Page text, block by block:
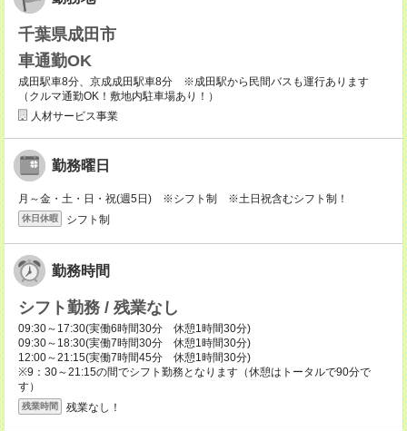
千葉県成田市
車通勤OK
成田駅車8分、京成成田駅車8分 ※成田駅から民間バスも運行あります
（クルマ通勤OK！敷地内駐車場あり！）
人材サービス事業
勤務曜日
月～金・土・日・祝(週5日) ※シフト制 ※土日祝含むシフト制！
休日休暇 シフト制
勤務時間
シフト勤務 / 残業なし
09:30～17:30(実働6時間30分 休憩1時間30分)
09:30～18:30(実働7時間30分 休憩1時間30分)
12:00～21:15(実働7時間45分 休憩1時間30分)
※9：30～21:15の間でシフト勤務となります（休憩はトータルで90分で
す）
残業時間 残業なし！